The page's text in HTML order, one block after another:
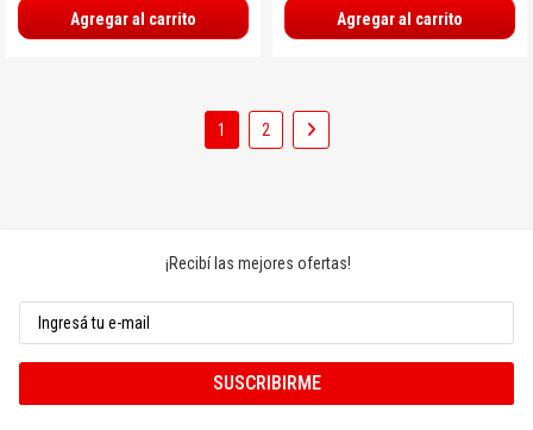
Agregar al carrito Agregar al carrito
1 2
¡Recibí las mejores ofertas!
SUSCRIBIRME